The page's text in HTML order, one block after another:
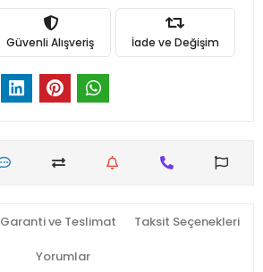
Güvenli Alışveriş İade ve Değişim
Garanti ve Teslimat Taksit Seçenekleri
Yorumlar